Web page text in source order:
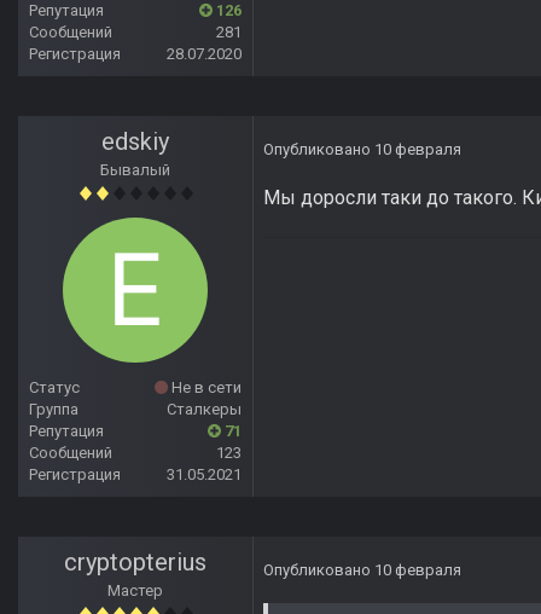
Репутация
126
Сообщений
281
Регистрация
28.07.2020
edskiy
Бывалый
Статус
Не в сети
Группа
Сталкеры
Репутация
71
Сообщений
123
Регистрация
31.05.2021
Опубликовано 10 февраля
Мы доросли таки до такого.
cryptopterius
Мастер
Опубликовано 10 февраля